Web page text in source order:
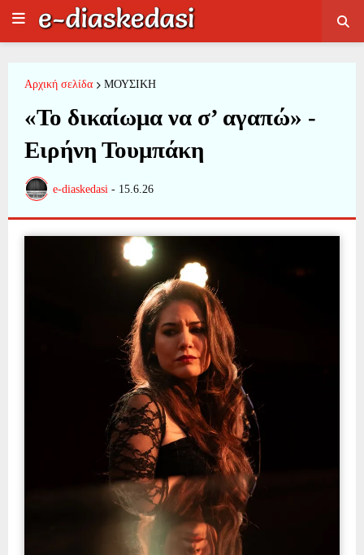
Αρχική σελίδα ΜΟΥΣΙΚΗ
«Το δικαίωμα να σ’ αγαπώ» -
Ειρήνη Τουμπάκη
e-diaskedasi - 15.6.26